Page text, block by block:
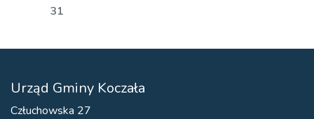
31
Urząd Gminy Koczała
Człuchowska 27